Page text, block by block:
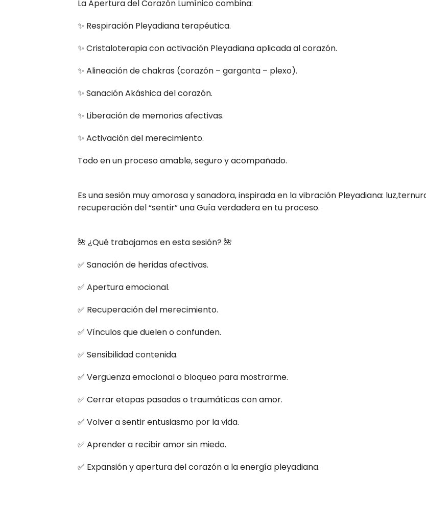
La Apertura del Corazón Lumínico combina:
✨ Respiración Pleyadiana terapéutica.
✨ Cristaloterapia con activación Pleyadiana aplicada al corazón.
✨ Alineación de chakras (corazón – garganta – plexo).
✨ Sanación Akáshica del corazón.
✨ Liberación de memorias afectivas.
✨ Activación del merecimiento.
Todo en un proceso amable, seguro y acompañado.
Es una sesión muy amorosa y sanadora, inspirada en la vibración Pleyadiana:
recuperación del “sentir” una Guía verdadera en tu proceso.
🌺 ¿Qué trabajamos en esta sesión? 🌺
✅ Sanación de heridas afectivas.
✅ Apertura emocional.
✅ Recuperación del merecimiento.
✅ Vínculos que duelen o confunden.
✅ Sensibilidad contenida.
✅ Vergüenza emocional o bloqueo para mostrarme.
✅ Cerrar etapas pasadas o traumáticas con amor.
✅ Volver a sentir entusiasmo por la vida.
✅ Aprender a recibir amor sin miedo.
✅ Expansión y apertura del corazón a la energía pleyadiana.